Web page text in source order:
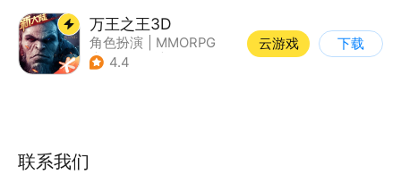
万王之王3D
角色扮演
MMORPG
| 万王之王
4.4
云游戏 下载
联系我们